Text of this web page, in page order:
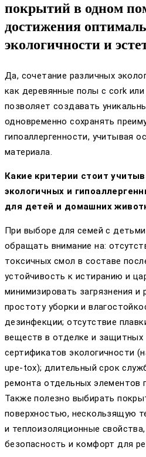
покрытий в одном
достижения
экологичности и
Да, сочетание различных
как деревянные полы с cork
позволяет создавать
одновременно сохранять
гипоаллергенности, учитывая
материала.
Какие критерии стоит
экологичных и
для детей и домашних
При выборе для семей с
обращать внимание на:
токсичных смол в составе
устойчивость к истиранию и
минимизировать загрязнения и
простоту уборки и
дезинфекции; отсутствие
веществ в отделке и защитных
сертификатов экологичности
upe-tox); длительный срок
ремонта отдельных элементов
Также полезно выбирать
поверхностью, нескользящую
и теплоизоляционные
безопасность и комфорт для